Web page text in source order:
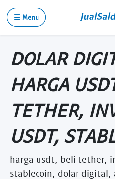
☰ Menu
DOLAR
HARGA
TETHER,
USDT,
harga usdt, beli tether,
stablecoin, dolar digital,